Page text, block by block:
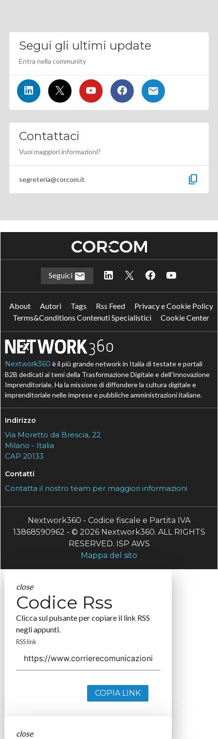
Segui gli ultimi update
Entra nella community
Contattaci
Vuoi maggiori informazioni?
segreteria@corcom.it content_copy
Seguici
About Autori Tags Rss Feed
Privacy e Cookie Policy
Terms&Conditions Contenuti Specialistici
Cookie Center
Nextwork360 è il più grande network in Italia di testate e portali
B2B dedicati ai temi della Trasformazione Digitale e dell’Innovazione
Imprenditoriale. Ha la missione di diffondere la cultura digitale e
imprenditoriale nelle imprese e pubbliche amministrazioni italiane.
Indirizzo
Via Moretto da Brescia, 22
Milano - Italia
CAP 20133
Contatti
Contatta il nostro team per maggiori informazioni
Nextwork360 - Codice fiscale e Partita IVA
13868590962 - © 2026 Nextwork360. ALL RIGHTS
RESERVED. ISP AWS
Mappa del sito
close
Codice Rss
Clicca sul pulsante per copiare il link RSS
negli appunti.
RSS link
COPIA LINK
close